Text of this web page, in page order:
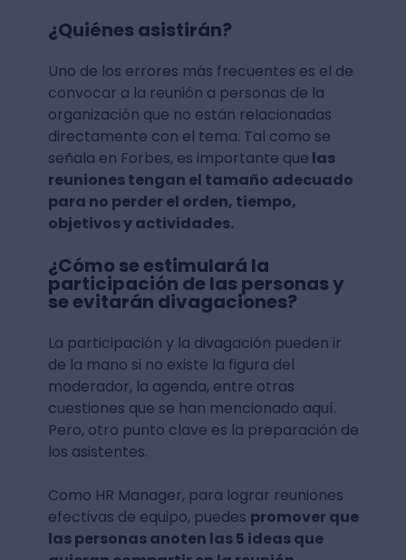
¿Quiénes asistirán?
Uno de los errores más frecuentes es el de
convocar a la reunión a personas de la
organización que no están relacionadas
directamente con el tema. Tal como se
señala en Forbes, es importante que las
reuniones tengan el tamaño adecuado
para no perder el orden, tiempo,
objetivos y actividades.
¿Cómo se estimulará la
participación de las personas y
se evitarán divagaciones?
La participación y la divagación pueden ir
de la mano si no existe la figura del
moderador, la agenda, entre otras
cuestiones que se han mencionado aquí.
Pero, otro punto clave es la preparación de
los asistentes.
Como HR Manager, para lograr reuniones
efectivas de equipo, puedes promover que
las personas anoten las 5 ideas que